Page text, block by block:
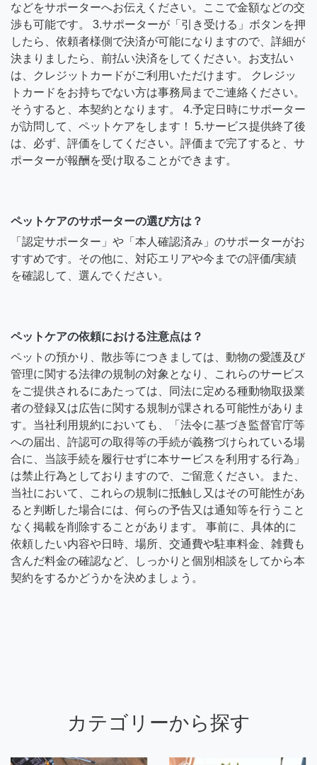
などをサポーターへお伝えください。ここで金額などの交
渉も可能です。 3.サポーターが「引き受ける」ボタンを押
したら、依頼者様側で決済が可能になりますので、詳細が
決まりましたら、前払い決済をしてください。お支払い
は、クレジットカードがご利用いただけます。 クレジッ
トカードをお持ちでない方は事務局までご連絡ください。
そうすると、本契約となります。 4.予定日時にサポーター
が訪問して、ペットケアをします！ 5.サービス提供終了後
は、必ず、評価をしてください。評価まで完了すると、サ
ポーターが報酬を受け取ることができます。
ペットケアのサポーターの選び方は？
「認定サポーター」や「本人確認済み」のサポーターがお
すすめです。その他に、対応エリアや今までの評価/実績
を確認して、選んでください。
ペットケアの依頼における注意点は？
ペットの預かり、散歩等につきましては、動物の愛護及び
管理に関する法律の規制の対象となり、これらのサービス
をご提供されるにあたっては、同法に定める種動物取扱業
者の登録又は広告に関する規制が課される可能性がありま
す。当社利用規約においても、「法令に基づき監督官庁等
への届出、許認可の取得等の手続が義務づけられている場
合に、当該手続を履行せずに本サービスを利用する行為」
は禁止行為としておりますので、ご留意ください。また、
当社において、これらの規制に抵触し又はその可能性があ
ると判断した場合には、何らの予告又は通知等を行うこと
なく掲載を削除することがあります。 事前に、具体的に
依頼したい内容や日時、場所、交通費や駐車料金、雑費も
含んだ料金の確認など、しっかりと個別相談をしてから本
契約をするかどうかを決めましょう。
カテゴリーから探す